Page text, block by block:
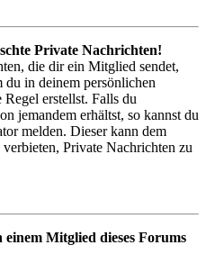
Private Nachrichten!
die dir ein Mitglied sendet,
du in deinem persönlichen
Regel erstellst. Falls du
jemandem erhältst, so kannst du
melden. Dieser kann dem
Private Nachrichten zu
Mitglied dieses Forums